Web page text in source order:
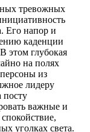
тревожных
Его напор и
каденции
этом глубокая
на полях
из
лидеру
посту
важные и
уголках света.